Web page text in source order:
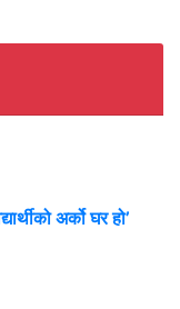
अर्को घर हो’